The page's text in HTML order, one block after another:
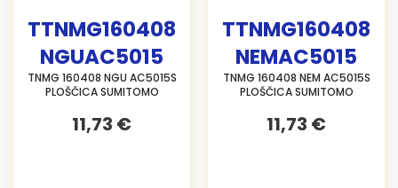
TTNMG160408
NGUAC5015
TNMG 160408 NGU AC5015S
PLOŠČICA SUMITOMO
11,73 €
TTNMG160408
NEMAC5015
TNMG 160408 NEM AC5015S
PLOŠČICA SUMITOMO
11,73 €